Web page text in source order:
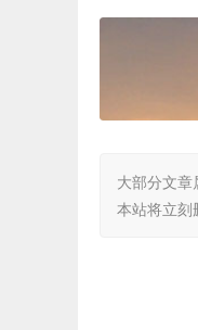
大部分文
本站将立刻